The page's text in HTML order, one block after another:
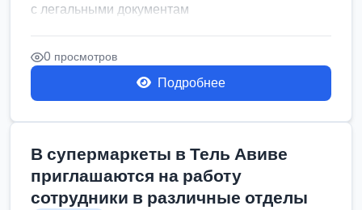
с легальными документам
0 просмотров
Подробнее
В супермаркеты в Тель Авиве
приглашаются на работу
сотрудники в различные отделы